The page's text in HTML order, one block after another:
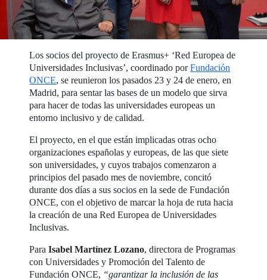
Los socios del proyecto de Erasmus+ ‘Red Europea de
Universidades Inclusivas’, coordinado porFundación
ONCE, se reunieron los pasados 23 y 24 de enero, en
Madrid, para sentar las bases de un modelo que sirva
para hacer de todas las universidades europeas un
entorno inclusivo y de calidad.
El proyecto, en el que están implicadas otras ocho
organizaciones españolas y europeas, de las que siete
son universidades, y cuyos trabajos comenzaron a
principios del pasado mes de noviembre, concitó
durante dos días a sus socios en la sede de Fundación
ONCE, con el objetivo de marcar la hoja de ruta hacia
la creación de una Red Europea de Universidades
Inclusivas.
ParaIsabel Martínez Lozano, directora de Programas
con Universidades y Promoción del Talento de
Fundación ONCE, “garantizar la inclusión de las